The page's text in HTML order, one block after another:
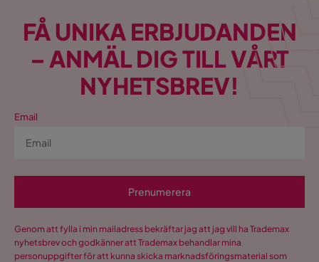
FÅ UNIKA ERBJUDANDEN
– ANMÄL DIG TILL VÅRT
NYHETSBREV!
Email
Prenumerera
Genom att fylla i min mailadress bekräftar jag att jag vill ha Trademax
nyhetsbrev och godkänner att Trademax behandlar mina
personuppgifter för att kunna skicka marknadsföringsmaterial som